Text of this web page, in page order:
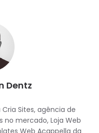
Dentz
Sites, agência de
no mercado, Loja Web